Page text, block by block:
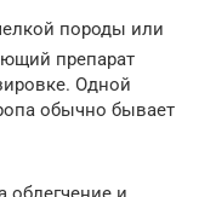
породы или
препарат
Одной
обычно бывает